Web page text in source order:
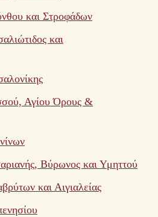
και Στροφάδων
και
Αγίου Όρους &
Βύρωνος και Υμηττού
και Αιγιαλείας